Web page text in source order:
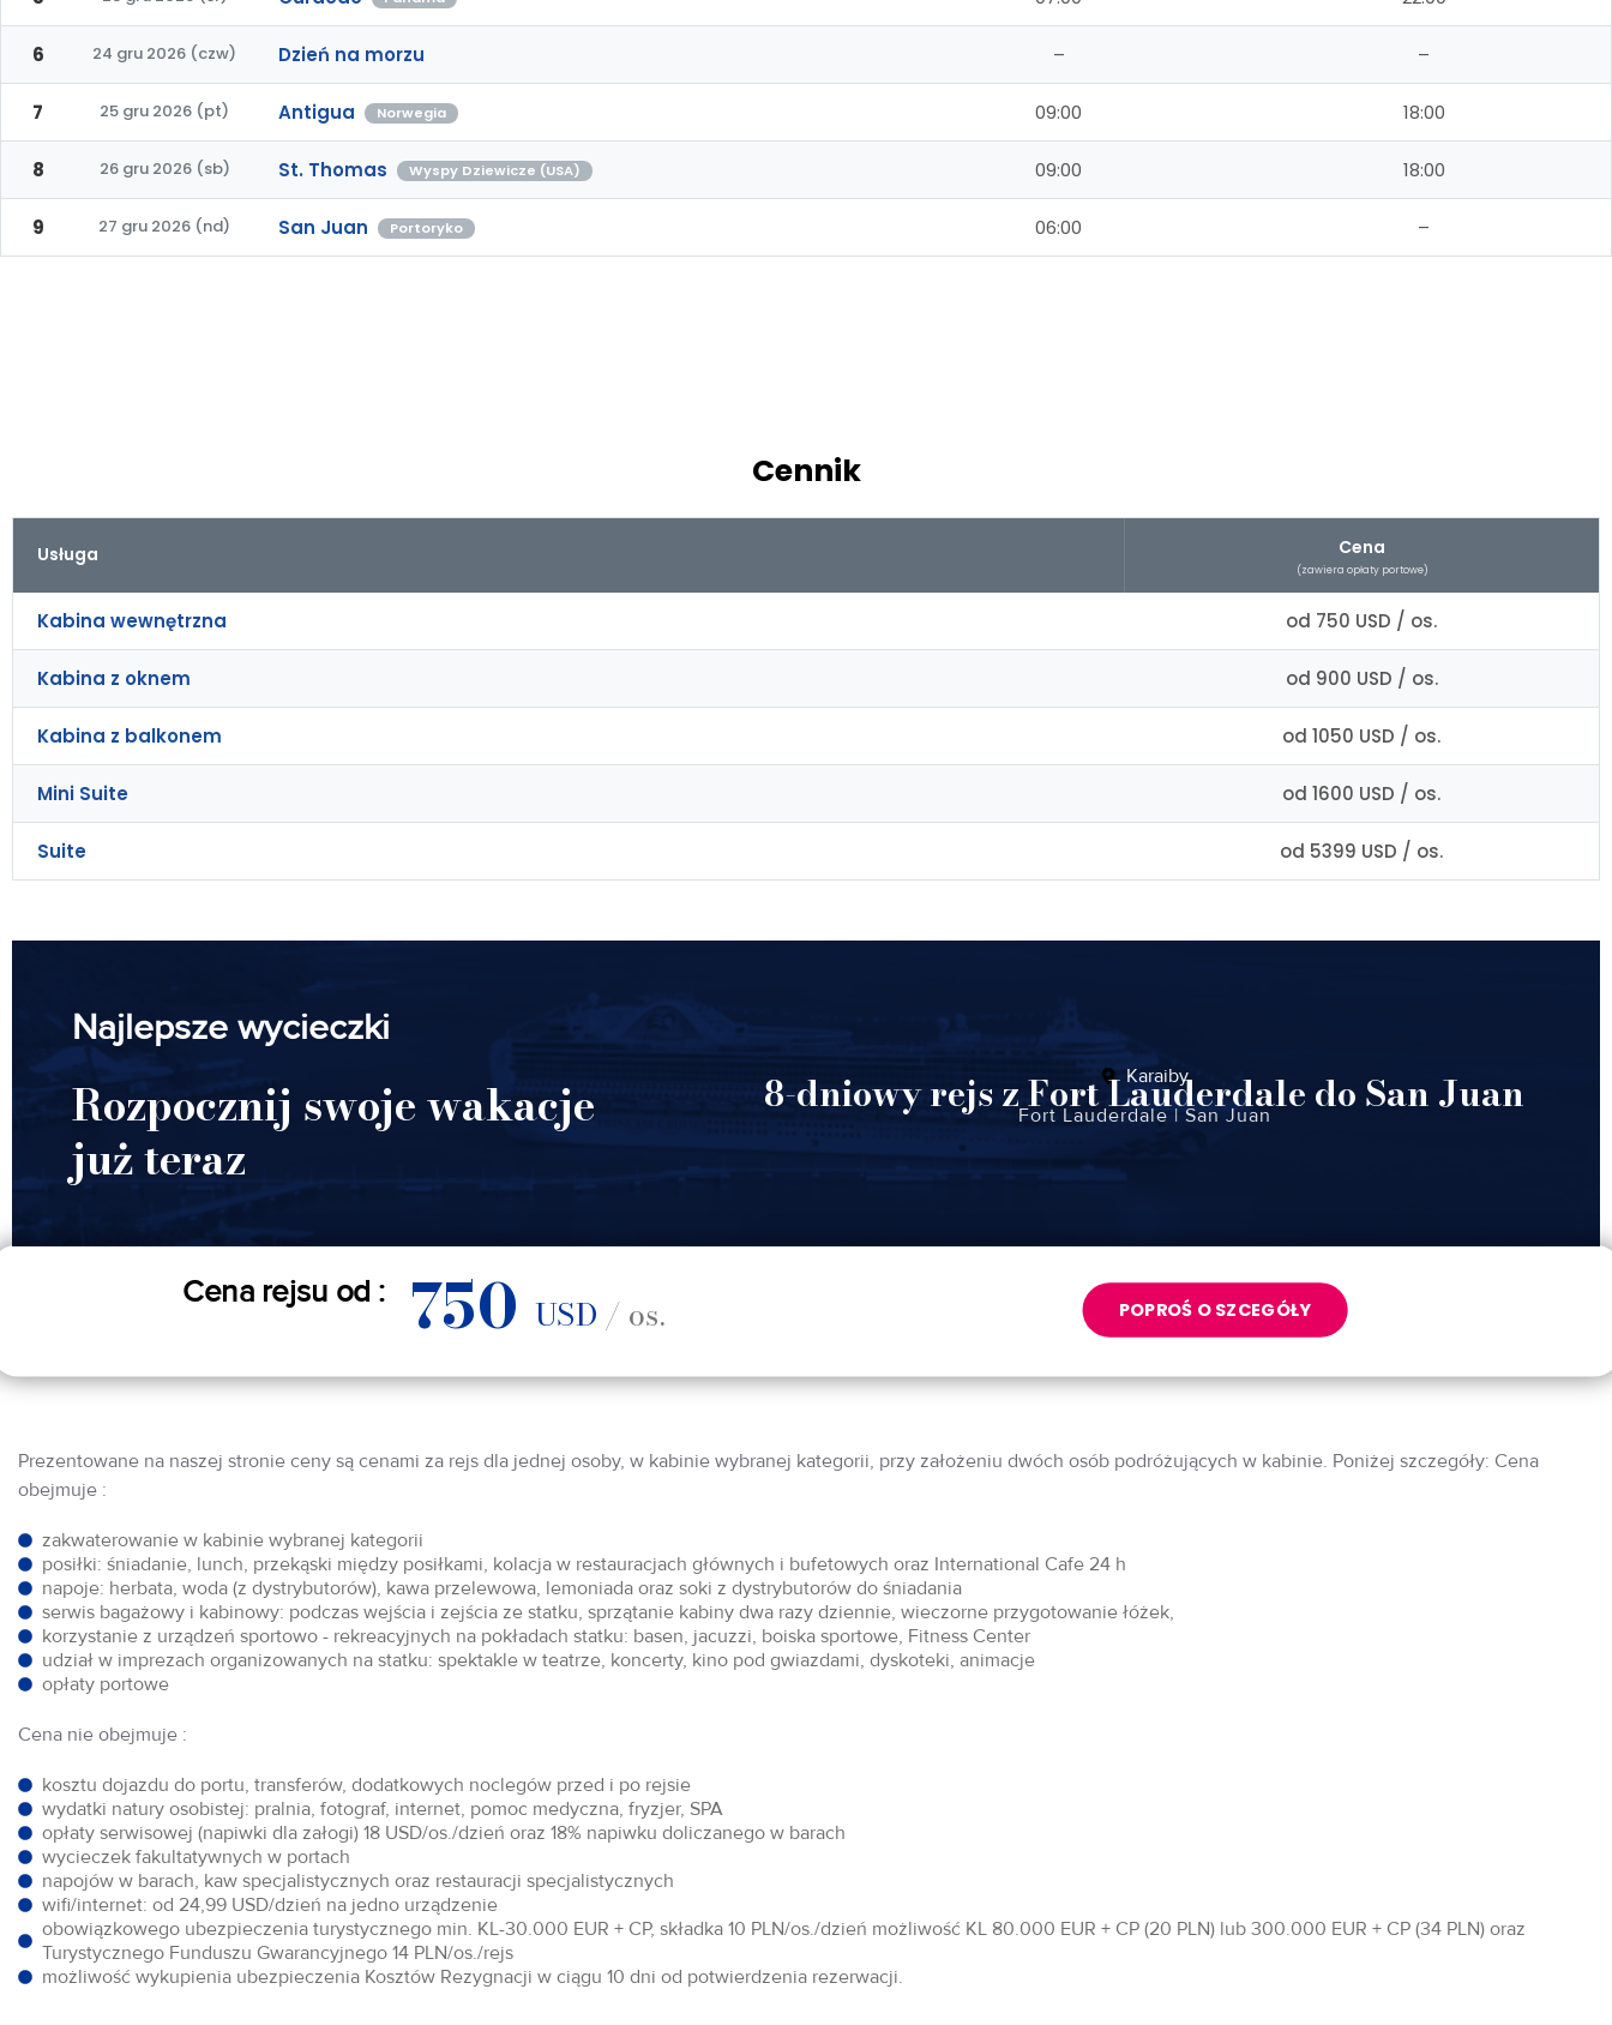
6 24 gru 2026 (czw) Dzień na morzu – –
7 25 gru 2026 (pt) Antigua Norwegia 09:00 18:00
8 26 gru 2026 (sb) St. Thomas Wyspy Dziewicze (USA) 09:00 18:00
9 27 gru 2026 (nd) San Juan Portoryko 06:00 –
Cennik
Usługa Cena
(zawiera opłaty portowe)
Kabina wewnętrzna od 750 USD / os.
Kabina z oknem od 900 USD / os.
Kabina z balkonem od 1050 USD / os.
Mini Suite od 1600 USD / os.
Suite od 5399 USD / os.
Najlepsze wycieczki
Rozpocznij swoje wakacje
już teraz
Karaiby
8-dniowy rejs z Fort Lauderdale do San Juan
Fort Lauderdale | San Juan
Cena rejsu od : 750 USD / os. POPROŚ O SZCEGÓŁY
Prezentowane na naszej stronie ceny są cenami za rejs dla jednej osoby, w kabinie wybranej kategorii, przy założeniu dwóch osób podróżujących w kabinie. Poniżej szczegóły: Cena
obejmuje :
zakwaterowanie w kabinie wybranej kategorii
posiłki: śniadanie, lunch, przekąski między posiłkami, kolacja w restauracjach głównych i bufetowych oraz International Cafe 24 h
napoje: herbata, woda (z dystrybutorów), kawa przelewowa, lemoniada oraz soki z dystrybutorów do śniadania
serwis bagażowy i kabinowy: podczas wejścia i zejścia ze statku, sprzątanie kabiny dwa razy dziennie, wieczorne przygotowanie łóżek,
korzystanie z urządzeń sportowo - rekreacyjnych na pokładach statku: basen, jacuzzi, boiska sportowe, Fitness Center
udział w imprezach organizowanych na statku: spektakle w teatrze, koncerty, kino pod gwiazdami, dyskoteki, animacje
opłaty portowe
Cena nie obejmuje :
kosztu dojazdu do portu, transferów, dodatkowych noclegów przed i po rejsie
wydatki natury osobistej: pralnia, fotograf, internet, pomoc medyczna, fryzjer, SPA
opłaty serwisowej (napiwki dla załogi) 18 USD/os./dzień oraz 18% napiwku doliczanego w barach
wycieczek fakultatywnych w portach
napojów w barach, kaw specjalistycznych oraz restauracji specjalistycznych
wifi/internet: od 24,99 USD/dzień na jedno urządzenie
obowiązkowego ubezpieczenia turystycznego min. KL-30.000 EUR + CP, składka 10 PLN/os./dzień możliwość KL 80.000 EUR + CP (20 PLN) lub 300.000 EUR + CP (34 PLN) oraz
Turystycznego Funduszu Gwarancyjnego 14 PLN/os./rejs
możliwość wykupienia ubezpieczenia Kosztów Rezygnacji w ciągu 10 dni od potwierdzenia rezerwacji.